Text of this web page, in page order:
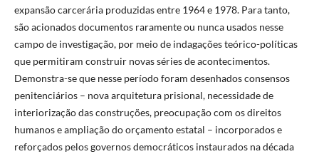
expansão carcerária produzidas entre 1964 e 1978. Para tanto,
são acionados documentos raramente ou nunca usados nesse
campo de investigação, por meio de indagações teórico-políticas
que permitiram construir novas séries de acontecimentos.
Demonstra-se que nesse período foram desenhados consensos
penitenciários – nova arquitetura prisional, necessidade de
interiorização das construções, preocupação com os direitos
humanos e ampliação do orçamento estatal – incorporados e
reforçados pelos governos democráticos instaurados na década